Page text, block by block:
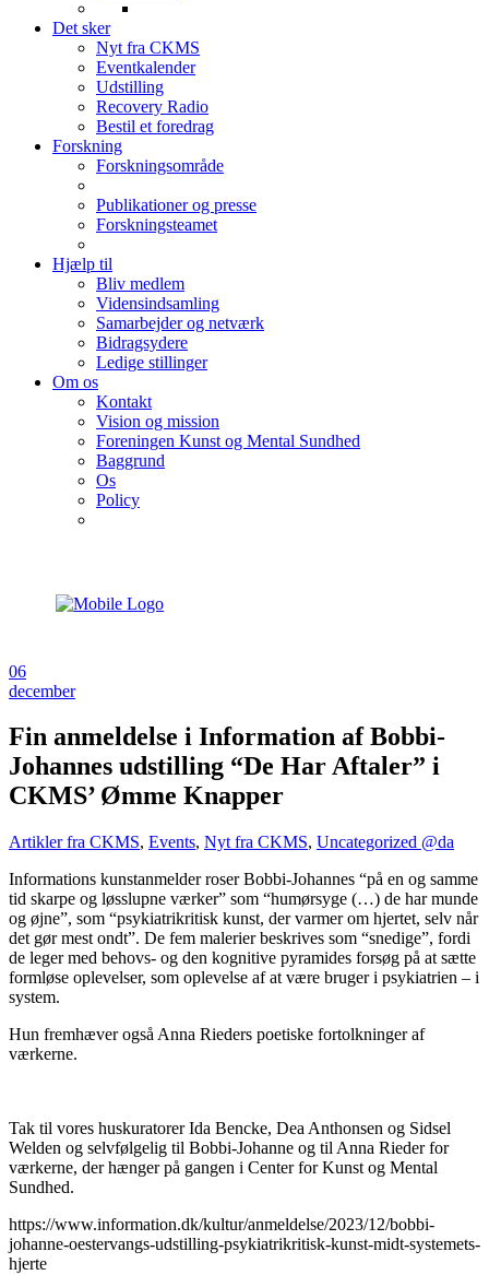
Det sker
Nyt fra CKMS
Eventkalender
Udstilling
Recovery Radio
Bestil et foredrag
Forskning
Forskningsområde
Publikationer og presse
Forskningsteamet
Hjælp til
Bliv medlem
Vidensindsamling
Samarbejder og netværk
Bidragsydere
Ledige stillinger
Om os
Kontakt
Vision og mission
Foreningen Kunst og Mental Sundhed
Baggrund
Os
Policy
06
december
Fin anmeldelse i Information af Bobbi-
Johannes udstilling “De Har Aftaler” i
CKMS’ Ømme Knapper
Artikler fra CKMS, Events, Nyt fra CKMS, Uncategorized @da
Informations kunstanmelder roser Bobbi-Johannes “på en og samme
tid skarpe og løsslupne værker” som “humørsyge (…) de har munde
og øjne”, som “psykiatrikritisk kunst, der varmer om hjertet, selv når
det gør mest ondt”. De fem malerier beskrives som “snedige”, fordi
de leger med behovs- og den kognitive pyramides forsøg på at sætte
formløse oplevelser, som oplevelse af at være bruger i psykiatrien – i
system.
Hun fremhæver også Anna Rieders poetiske fortolkninger af
værkerne.
Tak til vores huskuratorer Ida Bencke, Dea Anthonsen og Sidsel
Welden og selvfølgelig til Bobbi-Johanne og til Anna Rieder for
værkerne, der hænger på gangen i Center for Kunst og Mental
Sundhed.
https://www.information.dk/kultur/anmeldelse/2023/12/bobbi-
johanne-oestervangs-udstilling-psykiatrikritisk-kunst-midt-systemets-
hjerte